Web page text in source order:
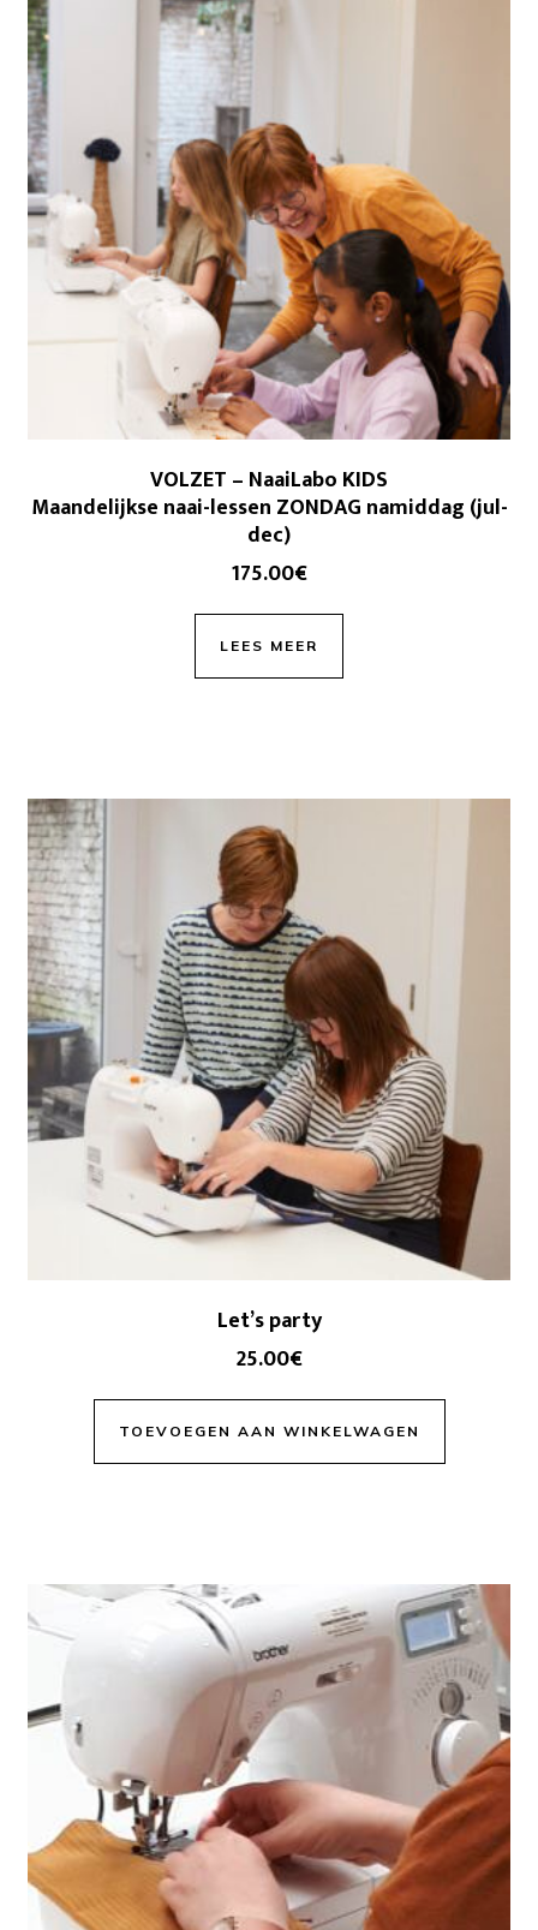
VOLZET – NaaiLabo KIDS
Maandelijkse naai-lessen ZONDAG namiddag (jul-
dec)
175.00€
LEES MEER
Let’s party
25.00€
TOEVOEGEN AAN WINKELWAGEN